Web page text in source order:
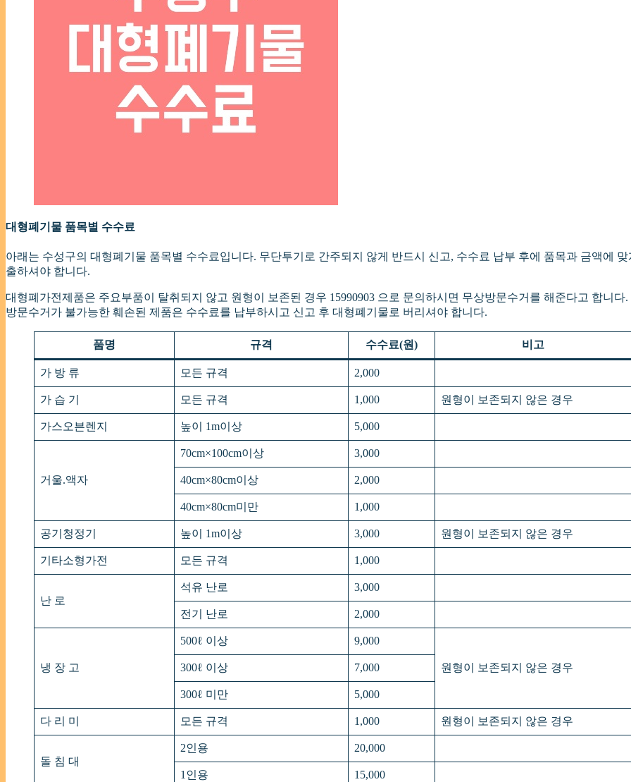
대형폐기물 품목별 수수료
아래는 수성구의 대형폐기물 품목별 수수료입니다. 무단투기로 간주되지 않게 반드시 신고, 수수료 납부 후에 품목과 금액에 맞
출하셔야 합니다.
대형폐가전제품은 주요부품이 탈취되지 않고 원형이 보존된 경우 15990903 으로 문의하시면 무상방문수거를 해준다고 합니다.
방문수거가 불가능한 훼손된 제품은 수수료를 납부하시고 신고 후 대형폐기물로 버리셔야 합니다.
품명 규격 수수료(원) 비고
가 방 류 모든 규격 2,000
가 습 기 모든 규격 1,000 원형이 보존되지 않은 경우
가스오븐렌지 높이 1m이상 5,000
거울.액자
70cm×100cm이상 3,000
40cm×80cm이상 2,000
40cm×80cm미만 1,000
공기청정기 높이 1m이상 3,000 원형이 보존되지 않은 경우
기타소형가전 모든 규격 1,000
난 로
석유 난로 3,000
전기 난로 2,000
냉 장 고
500ℓ 이상 9,000
원형이 보존되지 않은 경우
300ℓ 이상 7,000
300ℓ 미만 5,000
다 리 미 모든 규격 1,000 원형이 보존되지 않은 경우
돌 침 대
2인용 20,000
1인용 15,000